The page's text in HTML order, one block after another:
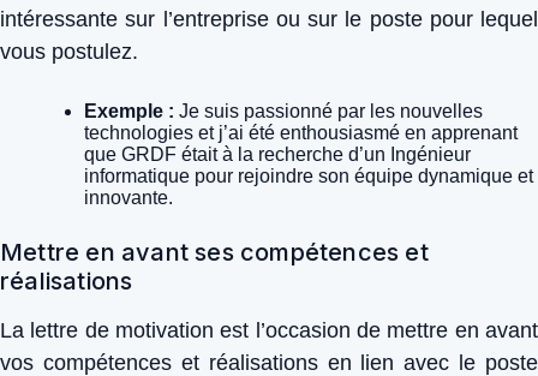
intéressante sur l’entreprise ou sur le poste pour lequel
vous postulez.
Exemple : Je suis passionné par les nouvelles
technologies et j’ai été enthousiasmé en apprenant
que GRDF était à la recherche d’un Ingénieur
informatique pour rejoindre son équipe dynamique et
innovante.
Mettre en avant ses compétences et
réalisations
La lettre de motivation est l’occasion de mettre en avant
vos compétences et réalisations en lien avec le poste